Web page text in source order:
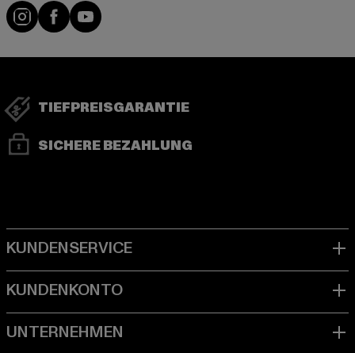
Visit our Instagram page:
Visit our Facebook page:
Visit our YouTube channel:
TIEFPREISGARANTIE
SICHERE BEZAHLUNG